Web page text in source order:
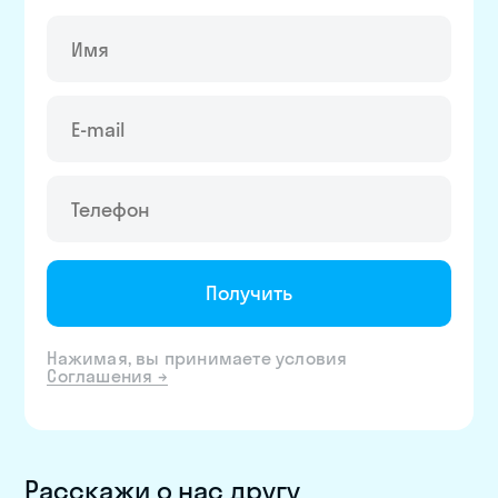
Получить
Нажимая, вы принимаете условия
Соглашения →
Расскажи о нас другу